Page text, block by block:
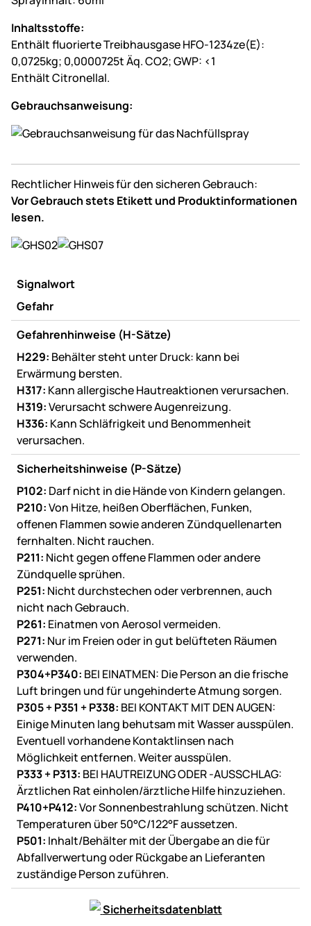
Inhaltsstoffe:
Enthält fluorierte Treibhausgase HFO-1234ze(E):
0,0725kg; 0,0000725t Äq. CO2; GWP: <1
Enthält Citronellal.
Gebrauchsanweisung:
Rechtlicher Hinweis für den sicheren Gebrauch:
Vor Gebrauch stets Etikett und Produktinformationen
lesen.
Signalwort
Gefahr
Gefahrenhinweise (H-Sätze)
H229: Behälter steht unter Druck: kann bei
Erwärmung bersten.
H317: Kann allergische Hautreaktionen verursachen.
H319:Verursacht schwere Augenreizung.
H336: Kann Schläfrigkeit und Benommenheit
verursachen.
Sicherheitshinweise (P-Sätze)
P102: Darf nicht in die Hände von Kindern gelangen.
P210:Von Hitze, heißen Oberflächen, Funken,
offenen Flammen sowie anderen Zündquellenarten
fernhalten. Nicht rauchen.
P211: Nicht gegen offene Flammen oder andere
Zündquelle sprühen.
P251: Nicht durchstechen oder verbrennen, auch
nicht nach Gebrauch.
P261: Einatmen von Aerosol vermeiden.
P271: Nur im Freien oder in gut belüfteten Räumen
verwenden.
P304+P340: BEI EINATMEN: Die Person an die frische
Luft bringen und für ungehinderte Atmung sorgen.
P305 + P351 + P338: BEI KONTAKT MIT DEN AUGEN:
Einige Minuten lang behutsam mit Wasser ausspülen.
Eventuell vorhandene Kontaktlinsen nach
Möglichkeit entfernen. Weiter ausspülen.
P333 + P313: BEI HAUTREIZUNG ODER -AUSSCHLAG:
Ärztlichen Rat einholen/ärztliche Hilfe hinzuziehen.
P410+P412:Vor Sonnenbestrahlung schützen. Nicht
Temperaturen über 50°C/122°F aussetzen.
P501: Inhalt/Behälter mit der Übergabe an die für
Abfallverwertung oder Rückgabe an Lieferanten
zuständige Person zuführen.
Sicherheitsdatenblatt